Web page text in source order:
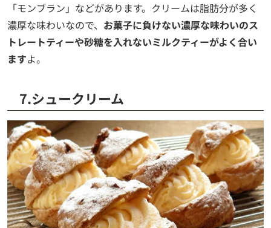
「モンブラン」などがあります。クリームは脂肪分が多く
濃厚な味わいなので、 お菓子に負けない濃厚な味わいのス
トレートティーや砂糖を入れないミルクティーがよく合い
ますよ。
7.シュークリーム